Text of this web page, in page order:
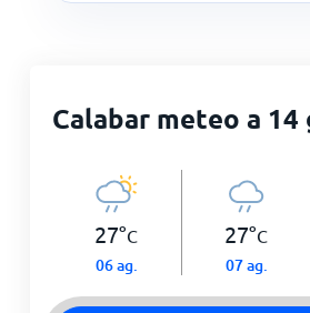
Calabar meteo a 14
27°C
06 ag.
27°C
07 ag.